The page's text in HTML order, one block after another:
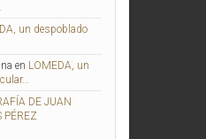
un despoblado
en LOMEDA, un
DE JUAN
PÉREZ